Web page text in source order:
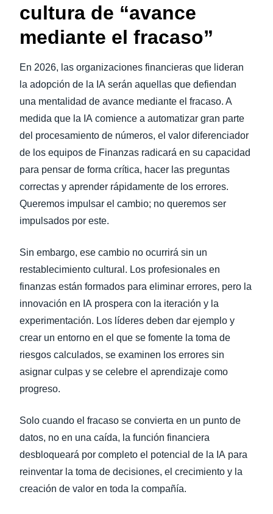
cultura de “avance
mediante el fracaso”
En 2026, las organizaciones financieras que lideran
la adopción de la IA serán aquellas que defiendan
una mentalidad de avance mediante el fracaso. A
medida que la IA comience a automatizar gran parte
del procesamiento de números, el valor diferenciador
de los equipos de Finanzas radicará en su capacidad
para pensar de forma crítica, hacer las preguntas
correctas y aprender rápidamente de los errores.
Queremos impulsar el cambio; no queremos ser
impulsados por este.
Sin embargo, ese cambio no ocurrirá sin un
restablecimiento cultural. Los profesionales en
finanzas están formados para eliminar errores, pero la
innovación en IA prospera con la iteración y la
experimentación. Los líderes deben dar ejemplo y
crear un entorno en el que se fomente la toma de
riesgos calculados, se examinen los errores sin
asignar culpas y se celebre el aprendizaje como
progreso.
Solo cuando el fracaso se convierta en un punto de
datos, no en una caída, la función financiera
desbloqueará por completo el potencial de la IA para
reinventar la toma de decisiones, el crecimiento y la
creación de valor en toda la compañía.